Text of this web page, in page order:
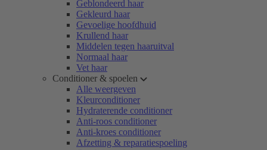
Geblondeerd haar
Gekleurd haar
Gevoelige hoofdhuid
Krullend haar
Middelen tegen haaruitval
Normaal haar
Vet haar
Conditioner & spoelen
Alle weergeven
Kleurconditioner
Hydraterende conditioner
Anti-roos conditioner
Anti-kroes conditioner
Afzetting & reparatiespoeling